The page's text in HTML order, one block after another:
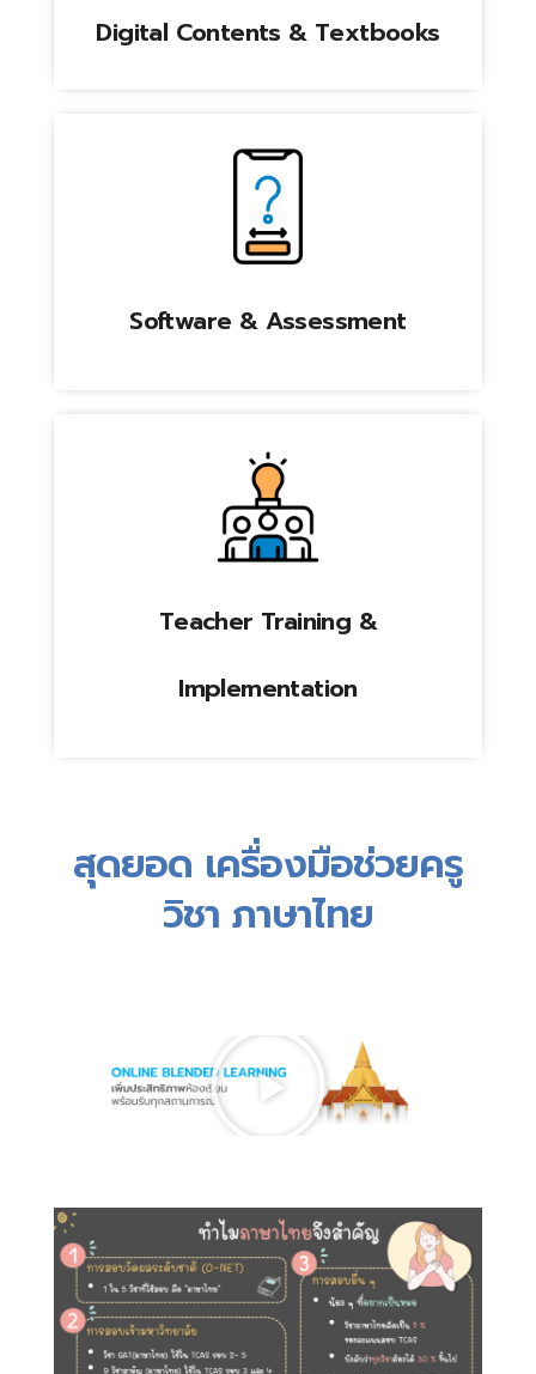
Digital Contents & Textbooks
Software & Assessment
Teacher Training &
Implementation
สุดยอด เครื่องมือช่วยครู
วิชา ภาษาไทย